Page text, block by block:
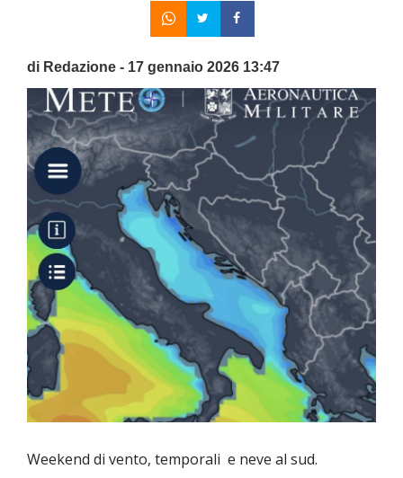
di Redazione - 17 gennaio 2026 13:47
Weekend di vento, temporali e neve al sud.